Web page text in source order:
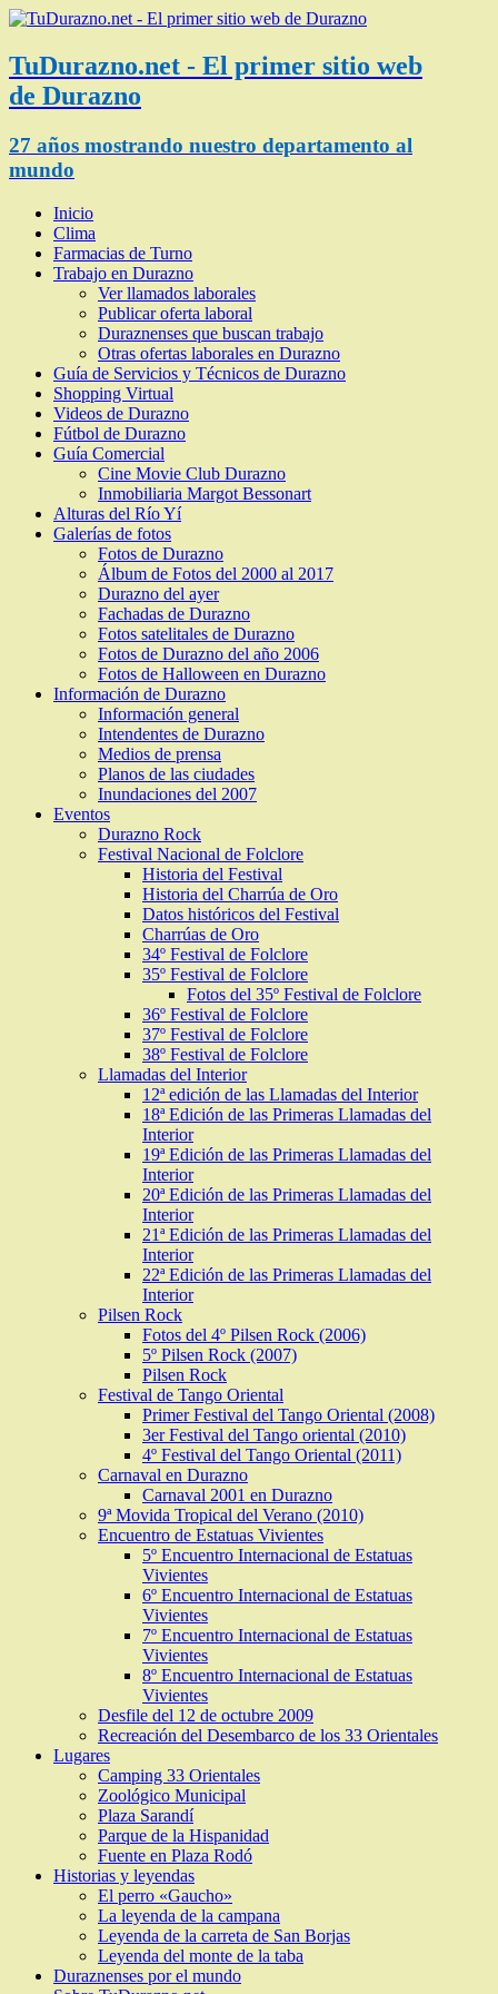
TuDurazno.net - El primer sitio web
de Durazno
27 años mostrando nuestro departamento al
mundo
Inicio
Clima
Farmacias de Turno
Trabajo en Durazno
Ver llamados laborales
Publicar oferta laboral
Duraznenses que buscan trabajo
Otras ofertas laborales en Durazno
Guía de Servicios y Técnicos de Durazno
Shopping Virtual
Videos de Durazno
Fútbol de Durazno
Guía Comercial
Cine Movie Club Durazno
Inmobiliaria Margot Bessonart
Alturas del Río Yí
Galerías de fotos
Fotos de Durazno
Álbum de Fotos del 2000 al 2017
Durazno del ayer
Fachadas de Durazno
Fotos satelitales de Durazno
Fotos de Durazno del año 2006
Fotos de Halloween en Durazno
Información de Durazno
Información general
Intendentes de Durazno
Medios de prensa
Planos de las ciudades
Inundaciones del 2007
Eventos
Durazno Rock
Festival Nacional de Folclore
Historia del Festival
Historia del Charrúa de Oro
Datos históricos del Festival
Charrúas de Oro
34º Festival de Folclore
35º Festival de Folclore
Fotos del 35º Festival de Folclore
36º Festival de Folclore
37º Festival de Folclore
38º Festival de Folclore
Llamadas del Interior
12ª edición de las Llamadas del Interior
18ª Edición de las Primeras Llamadas del
Interior
19ª Edición de las Primeras Llamadas del
Interior
20ª Edición de las Primeras Llamadas del
Interior
21ª Edición de las Primeras Llamadas del
Interior
22ª Edición de las Primeras Llamadas del
Interior
Pilsen Rock
Fotos del 4º Pilsen Rock (2006)
5º Pilsen Rock (2007)
Pilsen Rock
Festival de Tango Oriental
Primer Festival del Tango Oriental (2008)
3er Festival del Tango oriental (2010)
4º Festival del Tango Oriental (2011)
Carnaval en Durazno
Carnaval 2001 en Durazno
9ª Movida Tropical del Verano (2010)
Encuentro de Estatuas Vivientes
5º Encuentro Internacional de Estatuas
Vivientes
6º Encuentro Internacional de Estatuas
Vivientes
7º Encuentro Internacional de Estatuas
Vivientes
8º Encuentro Internacional de Estatuas
Vivientes
Desfile del 12 de octubre 2009
Recreación del Desembarco de los 33 Orientales
Lugares
Camping 33 Orientales
Zoológico Municipal
Plaza Sarandí
Parque de la Hispanidad
Fuente en Plaza Rodó
Historias y leyendas
El perro «Gaucho»
La leyenda de la campana
Leyenda de la carreta de San Borjas
Leyenda del monte de la taba
Duraznenses por el mundo